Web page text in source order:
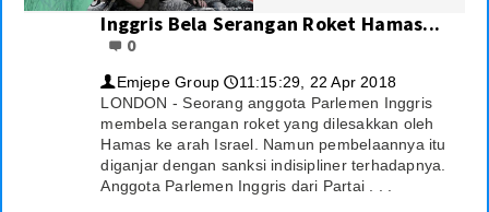
Inggris Bela Serangan Roket Hamas...
0
👤 Emjepe Group 🕔11:15:29, 22 Apr 2018
LONDON - Seorang anggota Parlemen Inggris
membela serangan roket yang dilesakkan oleh
Hamas ke arah Israel. Namun pembelaannya itu
diganjar dengan sanksi indisipliner terhadapnya.
Anggota Parlemen Inggris dari Partai . . .